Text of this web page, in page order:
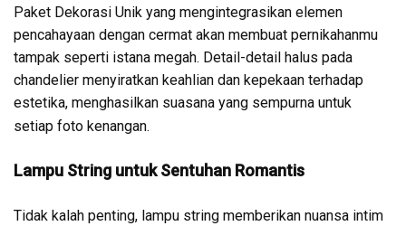
Paket Dekorasi Unik yang mengintegrasikan elemen
pencahayaan dengan cermat akan membuat pernikahanmu
tampak seperti istana megah. Detail-detail halus pada
chandelier menyiratkan keahlian dan kepekaan terhadap
estetika, menghasilkan suasana yang sempurna untuk
setiap foto kenangan.
Lampu String untuk Sentuhan Romantis
Tidak kalah penting, lampu string memberikan nuansa intim